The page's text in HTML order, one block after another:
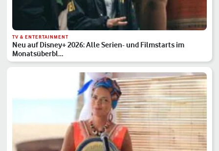
TV & ENTERTAINMENT
Neu auf Disney+ 2026: Alle Serien- und Filmstarts im
Monatsüberbl…